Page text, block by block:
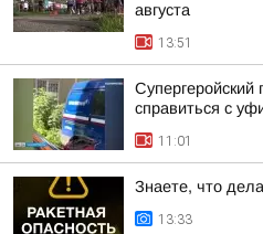
августа
13:51
Супергеройский
справиться с
11:01
Знаете, что
13:33